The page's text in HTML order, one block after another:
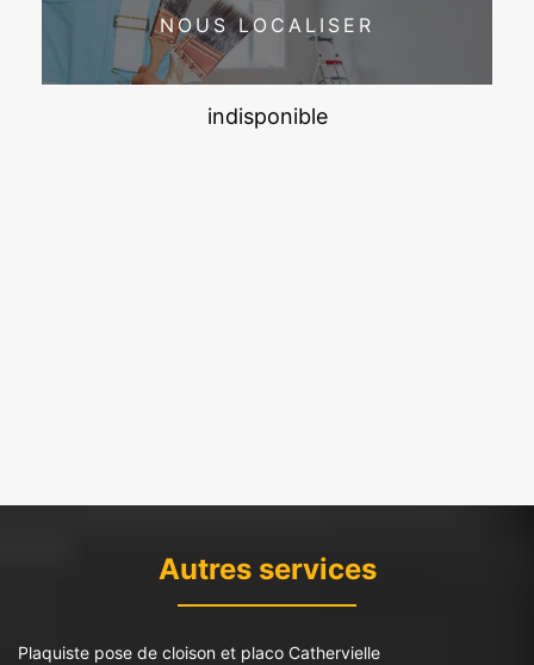
NOUS LOCALISER
indisponible
Autres services
Plaquiste pose de cloison et placo Cathervielle